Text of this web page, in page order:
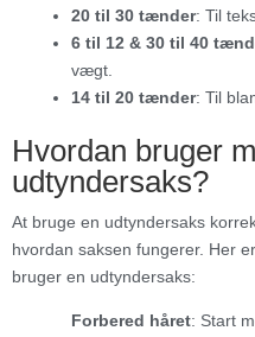
20 til 30 tænder: Til
6 til 12 & 30 til 40
vægt.
14 til 20 tænder: Til
Hvordan bruger
udtyndersaks?
At bruge en udtyndersaks
hvordan saksen fungerer. Her
bruger en udtyndersaks:
Forbered håret: Start